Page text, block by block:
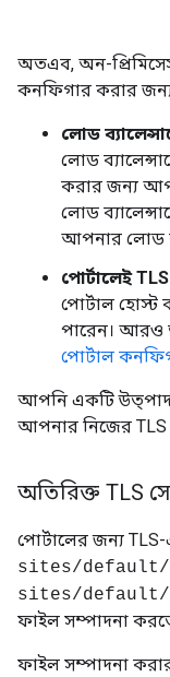
অতএব, অন-
কনফিগার করার জন্য
লোড
লোড
করার জন্য
লোড
আপনার লোড
পোর্টালেই
পোর্টাল হোস্ট
পারেন। আরও
পোর্টাল
আপনি একটি
আপনার নিজের TLS
অতিরিক্ত TLS
পোর্টালের জন্য
sites/
sites/default/
ফাইল সম্পাদনা
ফাইল সম্পাদনা